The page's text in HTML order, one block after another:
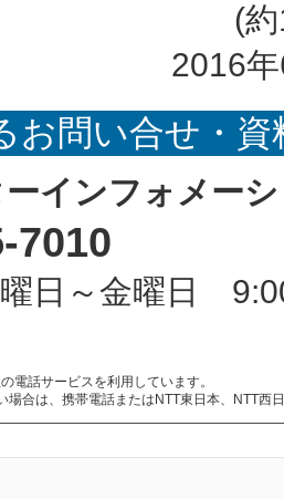
(
2016
お問い合せ・資
インフォメー
7010
日～金曜日
電話サービスを利用しています。
場合は、携帯電話またはNTT東日本、NTT